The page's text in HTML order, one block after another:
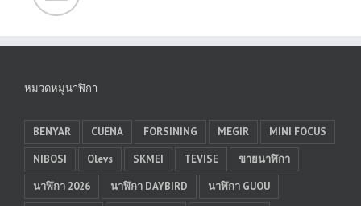
หมวดหมู่นาฬิกา
BENYAR CUENA FORSINING MEGIR
MINI FOCUS
NIBOSI
Olevs SKMEI TEVISE
ขายนาฬิกา
นาฬิกา 2026
นาฬิกา DAYBIRD
นาฬิกา GUOU